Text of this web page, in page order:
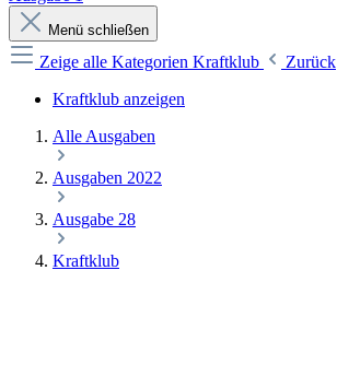
Menü schließen
Zeige alle Kategorien Kraftklub
Zurück
Kraftklub anzeigen
Alle Ausgaben
Ausgaben 2022
Ausgabe 28
Kraftklub